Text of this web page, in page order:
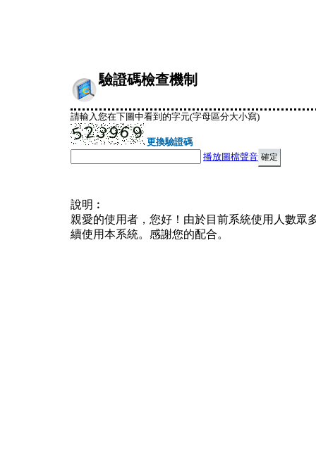
驗證碼檢查機制
請輸入您在下圖中看到的字元(字母區分大小寫)
更換驗證碼
播放圖檔聲音
說明︰
親愛的使用者，您好！由於目前系統使用人數眾
續使用本系統。感謝您的配合。